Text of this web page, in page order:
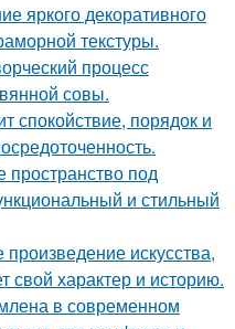
яркого декоративного
текстуры.
процесс
совы.
спокойствие, порядок и
пространство под
и стильный
искусства,
свой характер и историю.
в современном